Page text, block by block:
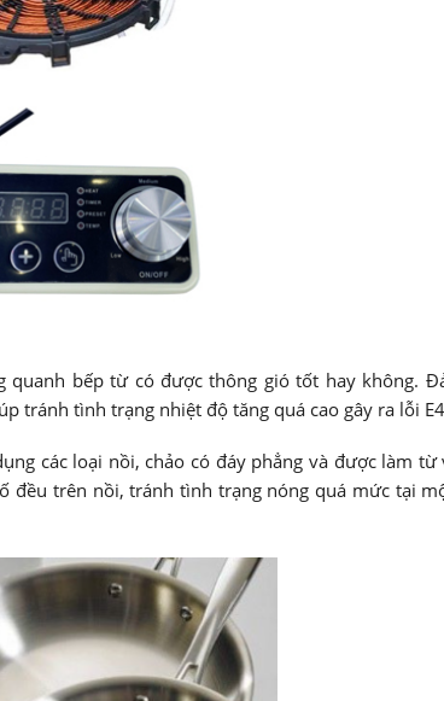
bếp từ có được thông gió tốt hay không.
tránh tình trạng nhiệt độ tăng quá cao gây ra lỗi
các loại nồi, chảo có đáy phẳng và được làm từ
đều trên nồi, tránh tình trạng nóng quá mức tại